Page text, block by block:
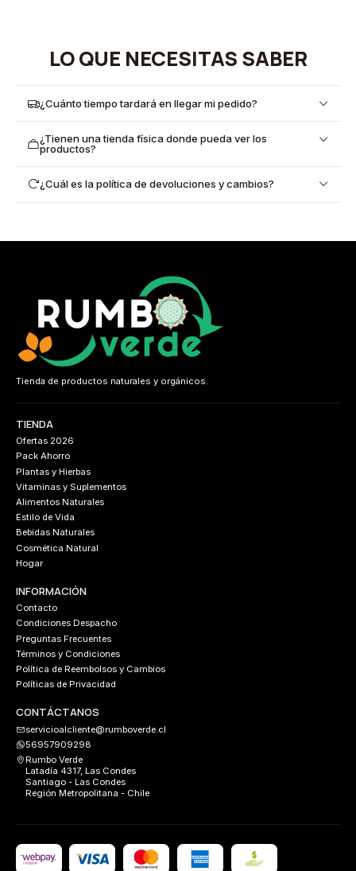
LO QUE NECESITAS SABER
¿Cuánto tiempo tardará en llegar mi pedido?
¿Tienen una tienda física donde pueda ver los
productos?
¿Cuál es la política de devoluciones y cambios?
Tienda de productos naturales y orgánicos.
TIENDA
Ofertas 2026
Pack Ahorro
Plantas y Hierbas
Vitaminas y Suplementos
Alimentos Naturales
Estilo de Vida
Bebidas Naturales
Cosmética Natural
Hogar
INFORMACIÓN
Contacto
Condiciones Despacho
Preguntas Frecuentes
Términos y Condiciones
Política de Reembolsos y Cambios
Políticas de Privacidad
CONTÁCTANOS
servicioalcliente@rumboverde.cl
56957909298
Rumbo Verde
Latadía 4317, Las Condes
Santiago - Las Condes
Región Metropolitana - Chile